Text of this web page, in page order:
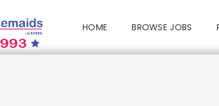
HOME BROWSE JOBS